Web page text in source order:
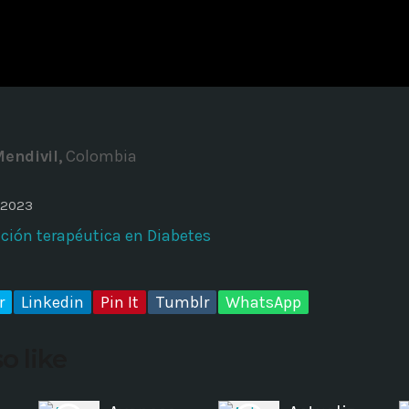
Time
Colombia
terapéutica en Diabetes
Linkedin Pin It Tumblr WhatsApp